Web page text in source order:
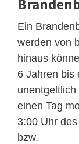
Ein
werden von
hinaus
6 Jahren bis
einen Tag
3:00 Uhr
bzw.